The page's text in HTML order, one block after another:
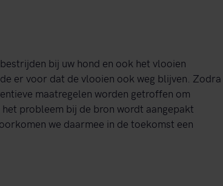
bij uw hond en ook het vlooien
er voor dat de vlooien ook weg blijven. Zodra
maatregelen worden getroffen om
probleem bij de bron wordt aangepakt
we daarmee in de toekomst een